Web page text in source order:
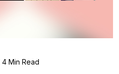
4 Min Read